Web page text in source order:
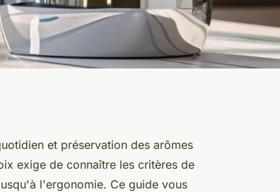
et préservation des arômes
exige de connaître les critères de
l'ergonomie. Ce guide vous